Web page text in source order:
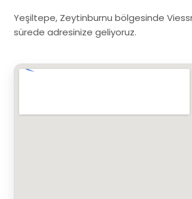
Yeşiltepe, Zeytinburnu bölgesinde
sürede adresinize geliyoruz.